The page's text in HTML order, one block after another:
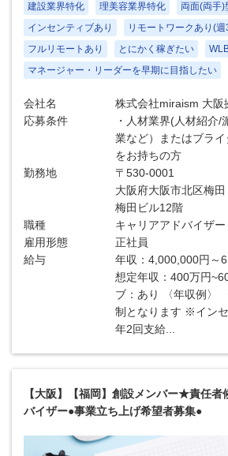
建設業界特化
理美容業界特化
両面(両手)
インセンティブあり
リモートワークあり(
フルリモートあり
とにかく稼ぎたい
マネージャー・リーダーを早期に目指したい
会社名
株式会社miraism 大阪
応募条件
・人材業界(人材紹介
業など）またはブラ
をお持ちの方
勤務地
〒530-0001
大阪府大阪市北区梅
梅田ビル12階
職種
キャリアアドバイザー
雇用形態
正社員
給与
年収：4,000,000円～
想定年収：400万円
ブ：あり 〈年収例〉
制となります ※イン
年2回支給...
【大阪】【福岡】創設メンバー★責任
バイザー●事業立ち上げ希望者募集●